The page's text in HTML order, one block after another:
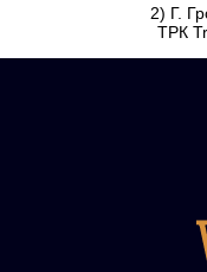
2) Г.
ТРК